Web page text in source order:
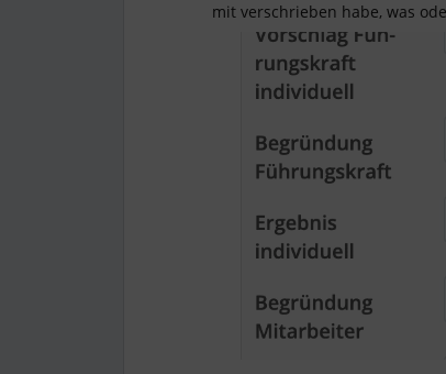
mit verschrieben habe, was